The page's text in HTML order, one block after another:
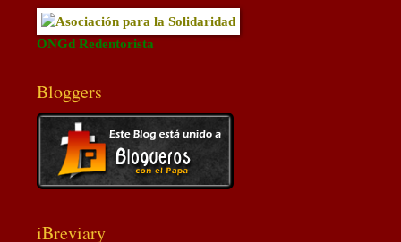
ONGd Redentorista
Bloggers
iBreviary